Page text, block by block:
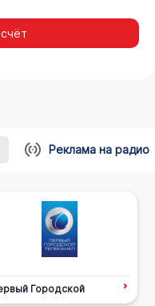
Реклама на радио
Городской